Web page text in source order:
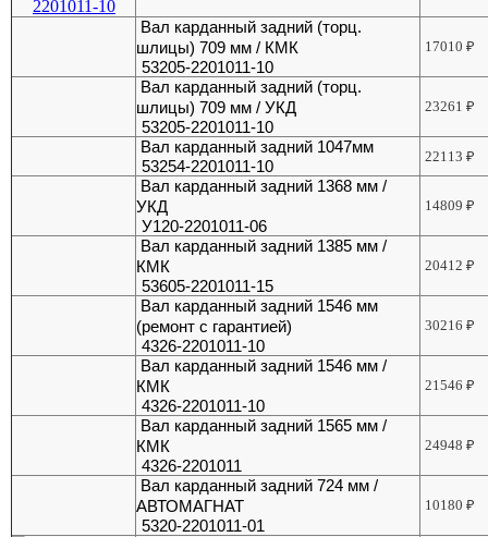
Вал карданный задний (торц.
шлицы) 709 мм / КМК
53205-2201011-10
17010₽
Вал карданный задний (торц.
шлицы) 709 мм / УКД
53205-2201011-10
23261₽
Вал карданный задний 1047мм
53254-2201011-10
22113₽
Вал карданный задний 1368 мм /
УКД
У120-2201011-06
14809₽
Вал карданный задний 1385 мм /
КМК
53605-2201011-15
20412₽
Вал карданный задний 1546 мм
(ремонт с гарантией)
4326-2201011-10
30216₽
Вал карданный задний 1546 мм /
КМК
4326-2201011-10
21546₽
Вал карданный задний 1565 мм /
КМК
4326-2201011
24948₽
Вал карданный задний 724 мм /
АВТОМАГНАТ
5320-2201011-01
10180₽